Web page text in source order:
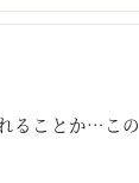
ることか…この